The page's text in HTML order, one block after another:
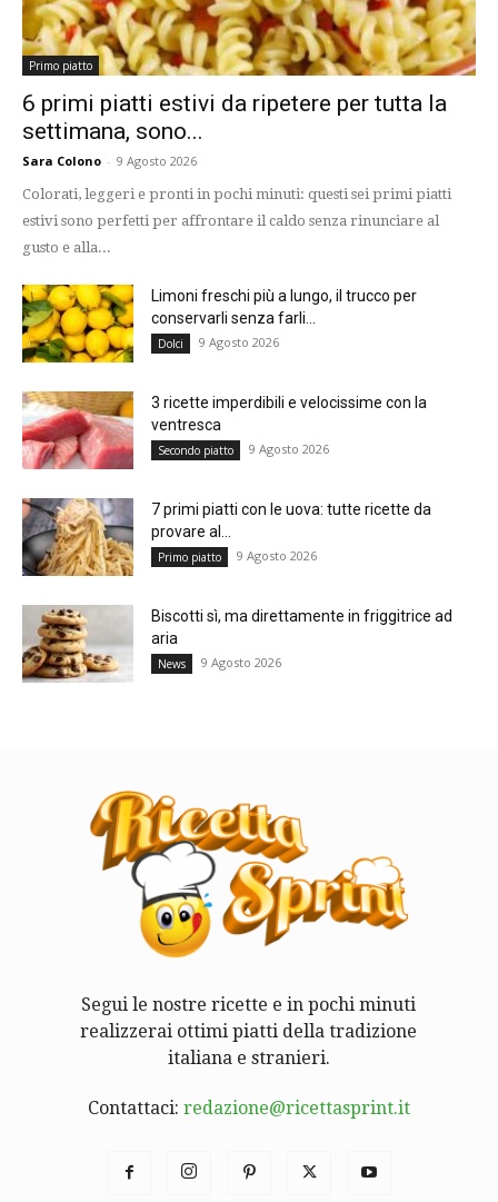
Primo piatto
6 primi piatti estivi da ripetere per tutta la
settimana, sono...
Sara Colono - 9 Agosto 2026
Colorati, leggeri e pronti in pochi minuti: questi sei primi piatti
estivi sono perfetti per affrontare il caldo senza rinunciare al
gusto e alla...
Limoni freschi più a lungo, il trucco per
conservarli senza farli...
Dolci 9 Agosto 2026
3 ricette imperdibili e velocissime con la
ventresca
Secondo piatto 9 Agosto 2026
7 primi piatti con le uova: tutte ricette da
provare al...
Primo piatto 9 Agosto 2026
Biscotti sì, ma direttamente in friggitrice ad
aria
News 9 Agosto 2026
Segui le nostre ricette e in pochi minuti
realizzerai ottimi piatti della tradizione
italiana e stranieri.
Contattaci: redazione@ricettasprint.it